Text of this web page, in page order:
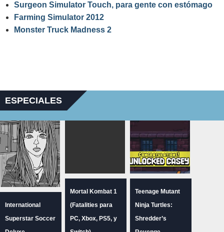
Surgeon Simulator Touch, para gente con estómago
Farming Simulator 2012
Monster Truck Madness 2
ESPECIALES
International
Superstar Soccer
Mortal Kombat 1
(Fatalities para
PC, Xbox, PS5, y
Teenage Mutant
Ninja Turtles:
Shredder’s